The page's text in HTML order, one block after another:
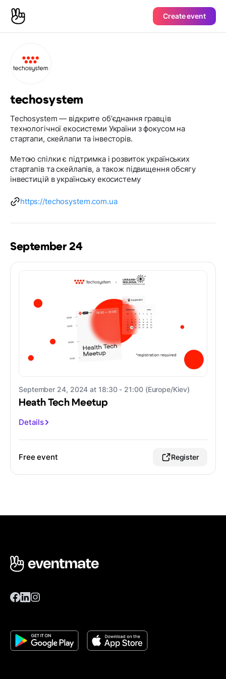
Create event
techosystem
Techosystem — відкрите обʼєднання гравців
технологічної екосистеми України з фокусом на
стартапи, скейлапи та інвесторів.
Метою спілки є підтримка і розвиток українських
стартапів та скейлапів, а також підвищення обсягу
інвестицій в українську екосистему
https://techosystem.com.ua
September 24
September 24, 2024 at 18:30 - 21:00 (Europe/Kiev)
Heath Tech Meetup
Details
Free event Register